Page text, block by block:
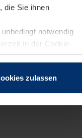
die Sie ihnen
notwendig
in der Cookie-
zulassen